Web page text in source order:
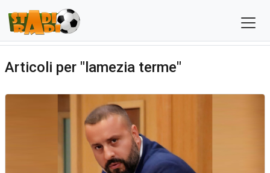
Articoli per "lamezia terme"